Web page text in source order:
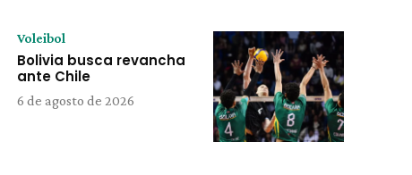
Voleibol
Bolivia busca revancha
ante Chile
6 de agosto de 2026